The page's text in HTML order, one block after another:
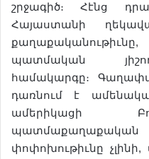
շրջագիծ։ Հէնց
Հայաստանի
պատմական
համակարգը։
դառնում է
ամերիկացի
փոփոխութիւնը